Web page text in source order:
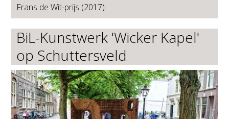
Frans de Wit-prijs (2017)
BiL-Kunstwerk 'Wicker Kapel'
op Schuttersveld